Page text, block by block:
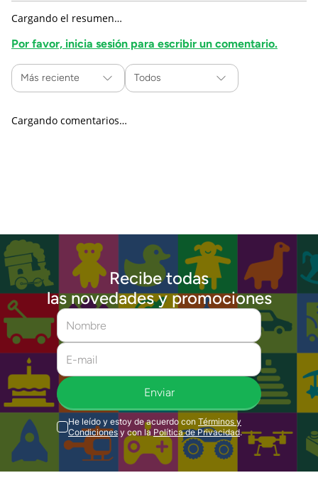
Cargando el resumen…
Por favor, inicia sesión para escribir un comentario.
Más reciente Todos
Cargando comentarios…
Recibe todas
las novedades y promociones
Enviar
He leído y estoy de acuerdo con Términos y
Condiciones y con la Política de Privacidad.